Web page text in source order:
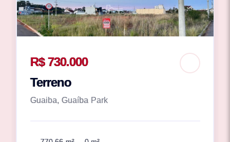
R$ 730.000
Terreno
Guaiba, Guaíba Park